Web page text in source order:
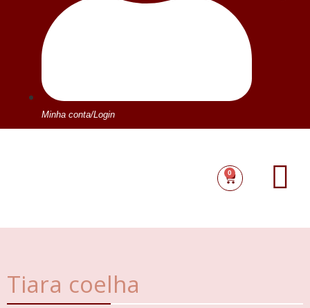
Minha conta/Login
0
Tiara coelha